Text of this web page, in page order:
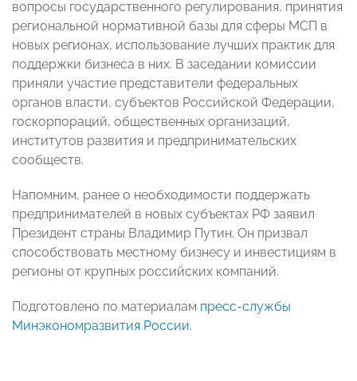
вопросы государственного регулирования, принятия
региональной нормативной базы для сферы МСП в
новых регионах, использование лучших практик для
поддержки бизнеса в них. В заседании комиссии
приняли участие представители федеральных
органов власти, субъектов Российской Федерации,
госкорпораций, общественных организаций,
институтов развития и предпринимательских
сообществ.
Напомним, ранее о необходимости поддержать
предпринимателей в новых субъектах РФ заявил
Президент страны Владимир Путин. Он призвал
способствовать местному бизнесу и инвестициям в
регионы от крупных российских компаний.
Подготовлено по материалам пресс-службы
Минэкономразвития России.